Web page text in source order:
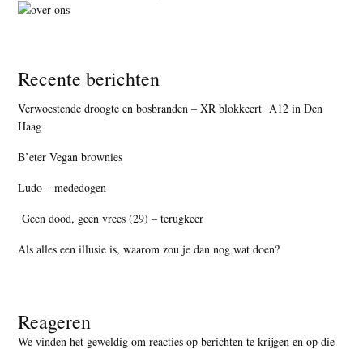
Recente berichten
Verwoestende droogte en bosbranden – XR blokkeert A12 in Den
Haag
B’eter Vegan brownies
Ludo – mededogen
Geen dood, geen vrees (29) – terugkeer
Als alles een illusie is, waarom zou je dan nog wat doen?
Reageren
We vinden het geweldig om reacties op berichten te krijgen en op die